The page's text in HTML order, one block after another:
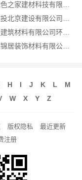
渝北建房每平米价格？重庆御墅建筑材料有限公司环保材料
秀洲区装饰排名公寓装修，嘉兴锦居装饰材料有限公司品质交付
H I J K L
M
W X Y Z
版权隐私
最近更新
注册